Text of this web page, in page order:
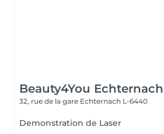
Beauty4You Echternach
32, rue de la gare Echternach L-6440
Demonstration de Laser